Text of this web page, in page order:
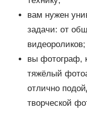
вам нужен
задачи: от
видеороликов;
вы фотограф,
тяжёлый
отлично
творческой